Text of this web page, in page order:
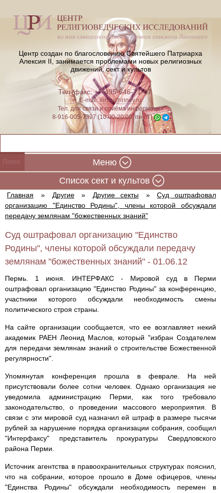
Центр создан по благословению Святейшего Патриарха
Алексия II, занимается проблемами новых религиозных
движений, сект и культов
Тел./факс: +7-495-646-71-47
E-mail:iriney@iriney.ru
Тел. для связи и приёма информации
8-916-005-7397 (10:00-20:00, пн-пт)
Меню
Cписок сект и культов
Главная » Другие » Другие секты »
Суд оштрафовал
организацию "Единство Родины", члены которой обсуждали
передачу землянам "божественных знаний"
Суд оштрафовал организацию "Единство
Родины", члены которой обсуждали передачу
землянам "божественных знаний" - 01.06.12
Пермь. 1 июня. ИНТЕРФАКС - Мировой суд в Перми
оштрафовал организацию "Единство Родины" за конференцию,
участники которого обсуждали необходимость смены
политического строя страны.
На сайте организации сообщается, что ее возглавляет некий
академик РАЕН Леонид Маслов, который "избран Создателем
для передачи землянам знаний о строительстве Божественной
регулярности".
Упомянутая конференция прошла в феврале. На ней
присутствовали более сотни человек. Однако организация не
уведомила администрацию Перми, как того требовало
законодательство, о проведении массового мероприятия. В
связи с эти мировой суд назначил ей штраф в размере тысячи
рублей за нарушение порядка организации собрания, сообщил
"Интерфаксу" представитель прокуратуры Свердловского
района Перми.
Источник агентства в правоохранительных структурах пояснил,
что на собрании, которое прошло в Доме офицеров, члены
"Единства Родины" обсуждали необходимость перемен в